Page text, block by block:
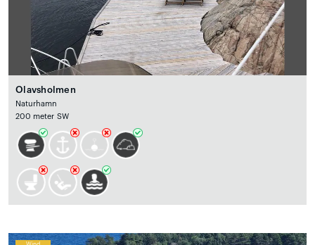
Olavsholmen
Naturhamn
200 meter SW